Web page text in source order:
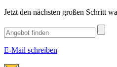
Jetzt den nächsten großen Schritt
E-Mail schreiben